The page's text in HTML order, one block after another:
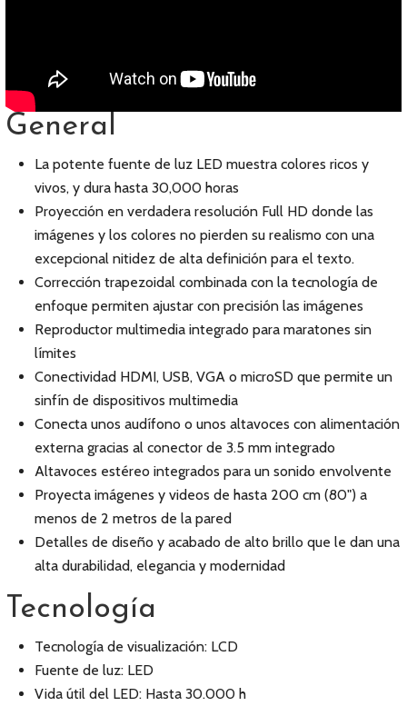
General
La potente fuente de luz LED muestra colores ricos y
vivos, y dura hasta 30,000 horas
Proyección en verdadera resolución Full HD donde las
imágenes y los colores no pierden su realismo con una
excepcional nitidez de alta definición para el texto.
Corrección trapezoidal combinada con la tecnología de
enfoque permiten ajustar con precisión las imágenes
Reproductor multimedia integrado para maratones sin
límites
Conectividad HDMI, USB, VGA o microSD que permite un
sinfín de dispositivos multimedia
Conecta unos audífono o unos altavoces con alimentación
externa gracias al conector de 3.5 mm integrado
Altavoces estéreo integrados para un sonido envolvente
Proyecta imágenes y videos de hasta 200 cm (80") a
menos de 2 metros de la pared
Detalles de diseño y acabado de alto brillo que le dan una
alta durabilidad, elegancia y modernidad
Tecnología
Tecnología de visualización: LCD
Fuente de luz: LED
Vida útil del LED: Hasta 30.000 h